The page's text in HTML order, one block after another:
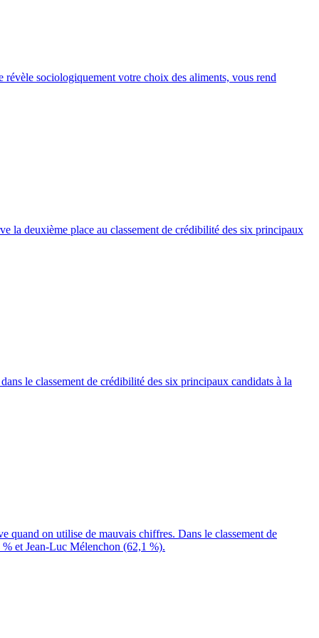
sociologiquement votre choix des aliments, vous rend
la deuxième place au classement de crédibilité des six principaux
le classement de crédibilité des six principaux candidats à la
quand on utilise de mauvais chiffres. Dans le classement de
et Jean-Luc Mélenchon (62,1 %).